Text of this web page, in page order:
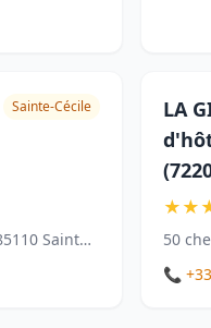
Sainte-Cécile
D39 Direction Saint Vincent Sterlanges, 85110 Sainte-Cécile
LA
★★
50
📞